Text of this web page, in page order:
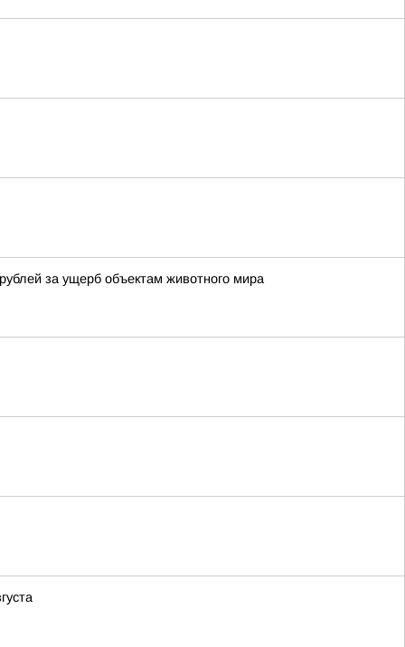
за ущерб объектам животного мира